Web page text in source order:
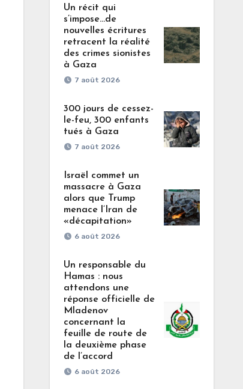
Un récit qui
s’impose…de
nouvelles écritures
retracent la réalité
des crimes sionistes
à Gaza
7 août 2026
300 jours de cessez-
le-feu, 300 enfants
tués à Gaza
7 août 2026
Israël commet un
massacre à Gaza
alors que Trump
menace l’Iran de
«décapitation»
6 août 2026
Un responsable du
Hamas : nous
attendons une
réponse officielle de
Mladenov
concernant la
feuille de route de
la deuxième phase
de l’accord
6 août 2026